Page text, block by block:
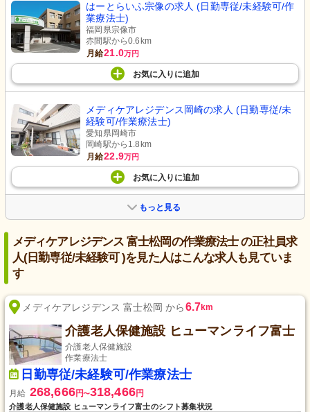
はーとらいふ宗像の求人 (日勤専従/未経験可/作
業療法士)
福岡県宗像市
赤間駅から0.6km
月給21.0万円
お気に入り に追加
メディケアレジデンス岡崎の求人 (日勤専従/未
経験可/作業療法士)
愛知県岡崎市
岡崎駅から1.8km
月給22.9万円
お気に入り に追加
もっと見る
メディケアレジデンス 富士松岡の作業療法士 の正社員求
人(日勤専従/未経験可 )を見た人はこんな求人も見ていま
す
メディケアレジデンス 富士松岡 から6.7km
介護老人保健施設 ヒューマンライフ富士
介護老人保健施設
作業療法士
日勤専従/未経験可/作業療法士
月給 268,666円〜318,466円
介護老人保健施設 ヒューマンライフ富士のシフト募集状況